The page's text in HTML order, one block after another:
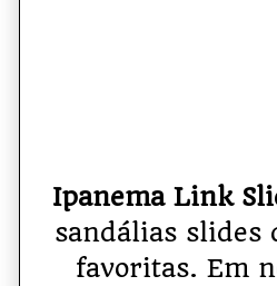
Ipanema Link
sandálias slides
favoritas. Em